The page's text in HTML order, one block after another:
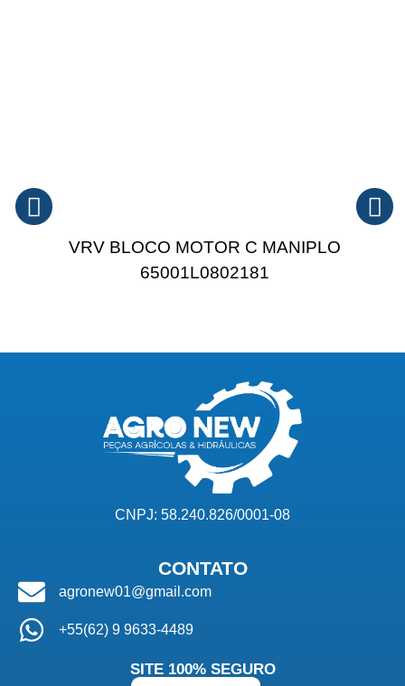
VRV BLOCO MOTOR C MANIPLO
65001L0802181
CNPJ: 58.240.826/0001-08
CONTATO
agronew01@gmail.com
+55(62) 9 9633-4489
SITE 100% SEGURO